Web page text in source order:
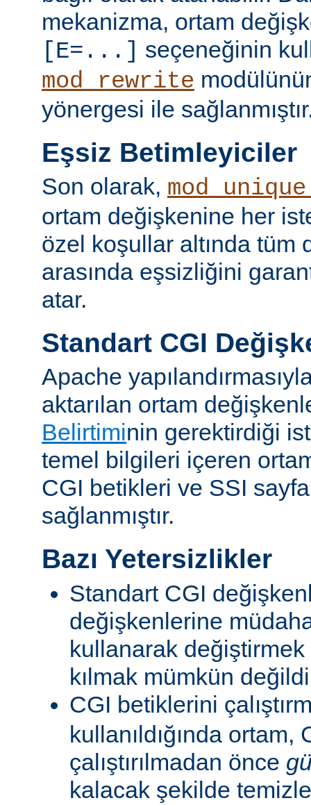
mekanizma, ortam
[E=...] seçeneğinin
mod_rewrite
yönergesi ile
Eşsiz Betimleyiciler
Son olarak,
ortam değişkenine her
özel koşullar altında tüm
arasında eşsizliğini
atar.
Standart CGI
Apache
aktarılan ortam
Belirtiminin gerektirdiği
temel bilgileri içeren
CGI betikleri ve SSI
sağlanmıştır.
Bazı Yetersizlikler
Standart CGI
değişkenlerine
kullanarak
kılmak mümkün
CGI betiklerini
kullanıldığında ortam,
çalıştırılmadan önce
kalacak şekilde